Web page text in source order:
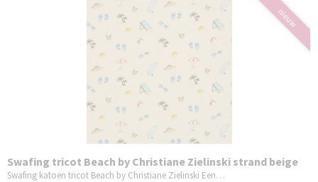
nieuw
Swafing tricot Beach by Christiane Zielinski strand beige
Swafing katoen tricot Beach by Christiane Zielinski Een…